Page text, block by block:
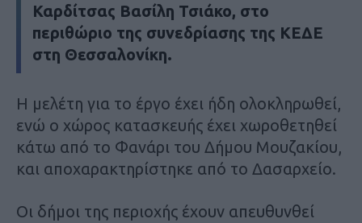
Καρδίτσας Βασίλη Τσιάκο, στο
περιθώριο της συνεδρίασης της ΚΕΔΕ
στη Θεσσαλονίκη.
Η μελέτη για το έργο έχει ήδη ολοκληρωθεί,
ενώ ο χώρος κατασκευής έχει χωροθετηθεί
κάτω από το Φανάρι του Δήμου Μουζακίου,
και αποχαρακτηρίστηκε από το Δασαρχείο.
Οι δήμοι της περιοχής έχουν απευθυνθεί